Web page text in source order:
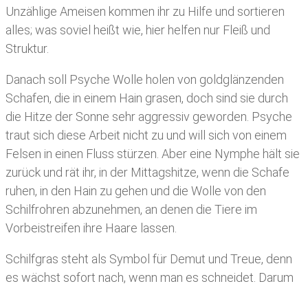
Unzählige Ameisen kommen ihr zu Hilfe und sortieren
alles; was soviel heißt wie, hier helfen nur Fleiß und
Struktur.
Danach soll Psyche Wolle holen von goldglänzenden
Schafen, die in einem Hain grasen, doch sind sie durch
die Hitze der Sonne sehr aggressiv geworden. Psyche
traut sich diese Arbeit nicht zu und will sich von einem
Felsen in einen Fluss stürzen. Aber eine Nymphe hält sie
zurück und rät ihr, in der Mittagshitze, wenn die Schafe
ruhen, in den Hain zu gehen und die Wolle von den
Schilfrohren abzunehmen, an denen die Tiere im
Vorbeistreifen ihre Haare lassen.
Schilfgras steht als Symbol für Demut und Treue, denn
es wächst sofort nach, wenn man es schneidet. Darum